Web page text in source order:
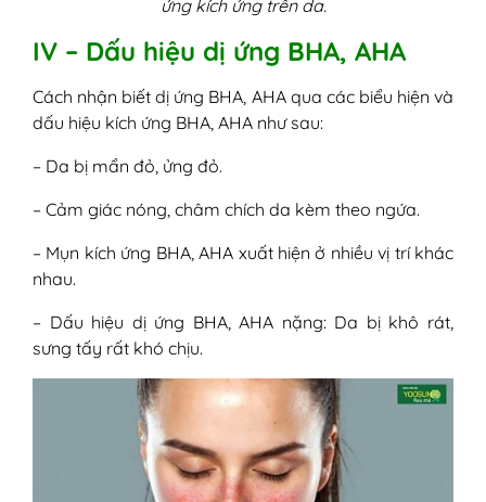
ứng kích ứng trên da.
IV – Dấu hiệu dị ứng BHA, AHA
Cách nhận biết dị ứng BHA, AHA qua các biểu hiện và
dấu hiệu kích ứng BHA, AHA như sau:
– Da bị mẩn đỏ, ửng đỏ.
– Cảm giác nóng, châm chích da kèm theo ngứa.
– Mụn kích ứng BHA, AHA xuất hiện ở nhiều vị trí khác
nhau.
– Dấu hiệu dị ứng BHA, AHA nặng: Da bị khô rát,
sưng tấy rất khó chịu.